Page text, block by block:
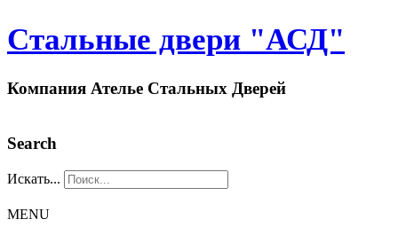
Стальные двери "АСД"
Компания Ателье Стальных Дверей
Search
Искать...
MENU